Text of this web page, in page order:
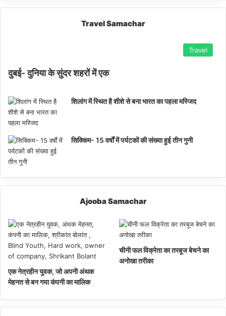
Travel Samachar
Travel
दुबई- दुनिया के सुंदर शहरों में एक
शिलांग में स्थित है शीशे से बना भारत का पहला मस्जिद
सिक्किम- 15 वर्षों में पर्यटकों की संख्या हुई तीन गुनी
Ajooba Samachar
एक नेत्रहीन युवक, जो अपनी अंथक
मेहनत से बन गया कंपनी का मालिक
चीनी फल विक्रेता का तरबूज बेचने का
अनोखा तरीका